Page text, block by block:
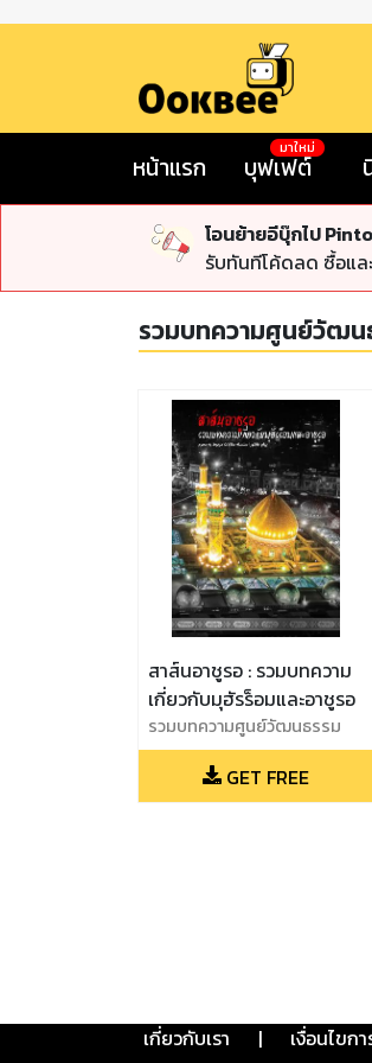
หน้าแรก บุฟเฟต์
มาใหม่
โอนย้ายอีบุ๊กไป
รับทันทีโค้ดลด ซื้อแล
รวมบทความศูนย์วัฒน
สาส์นอาชูรอ : รวมบทความ
เกี่ยวกับมุฮัรร็อมและอาชูรอ
รวมบทความศูนย์วัฒนธรรม
อิหร่าน
GET FREE
เกี่ยวกับเรา | เงื่อนไขก